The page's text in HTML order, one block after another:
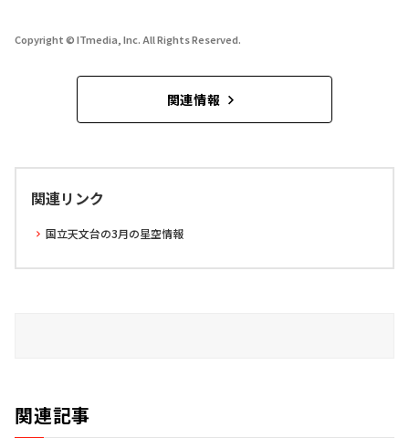
Copyright © ITmedia, Inc. All Rights Reserved.
関連情報
関連リンク
国立天文台の3月の星空情報
関連記事